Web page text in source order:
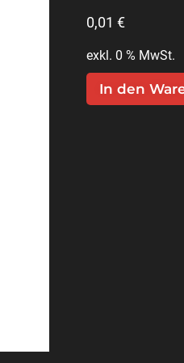
0,01 €
exkl. 0 % MwSt.
In den